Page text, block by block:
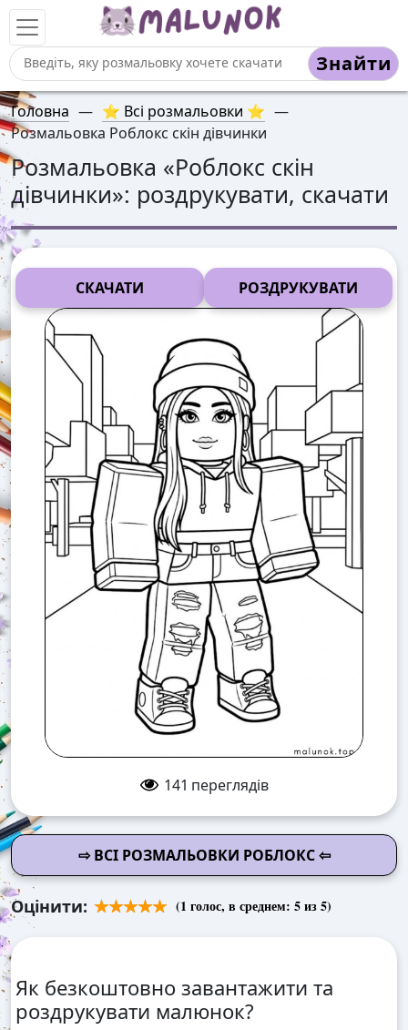
Знайти
Головна — ⭐ Всі розмальовки ⭐ —
Розмальовка Роблокс скін дівчинки
Розмальовка «Роблокс скін
дівчинки»: роздрукувати, скачати
СКАЧАТИ РОЗДРУКУВАТИ
141 переглядів
⇨ ВСІ РОЗМАЛЬОВКИ РОБЛОКС ⇦
Оцінити: (1 голос, в среднем: 5из 5)
Як безкоштовно завантажити та
роздрукувати малюнок?